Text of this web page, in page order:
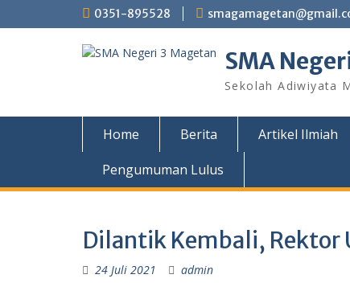
to
0351-895528
SMA
Sekolah Adiwiyata
Home Berita Artikel Ilmiah
Pengumuman Lulus
Dilantik Kembali, Rektor
24 Juli 2021 admin